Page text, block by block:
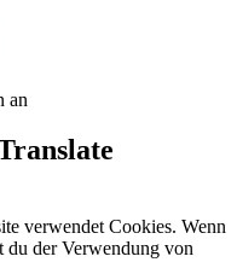
an
verwendet Cookies. Wenn
du der Verwendung von